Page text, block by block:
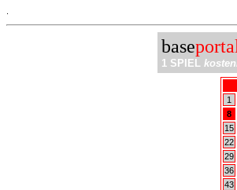
base
1 SPIEL
1
8
15
22
29
36
43